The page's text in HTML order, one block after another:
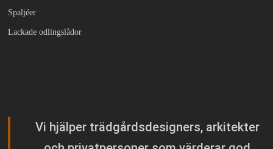
Spaljéer
Lackade odlingslådor
Vi hjälper trädgårdsdesigners, arkitekter